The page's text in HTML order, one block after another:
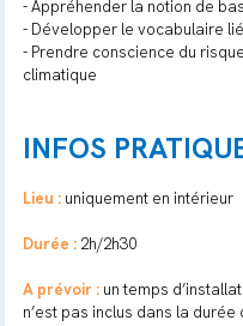
- Appréhender la notion de
- Développer le vocabulaire
- Prendre conscience du
climatique
INFOS
Lieu :uniquement en intérieur
Durée :2h/2h30
A prévoir :un temps
n’est pas inclus dans la